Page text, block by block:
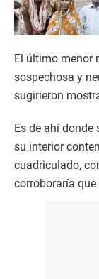
El último menor
sospechosa y
sugirieron
Es de ahí donde
su interior
cuadriculado,
corroboraría